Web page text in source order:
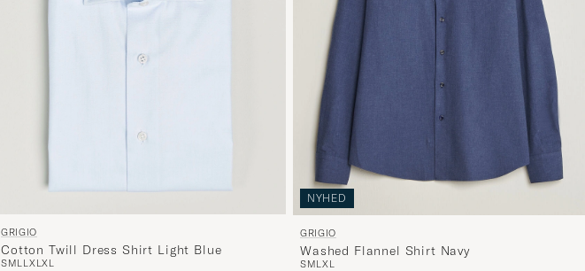
GRIGIO
Cotton Twill Dress Shirt Light Blue
SMLLXLXL
NYHED
GRIGIO
Washed Flannel Shirt Navy
SMLXL